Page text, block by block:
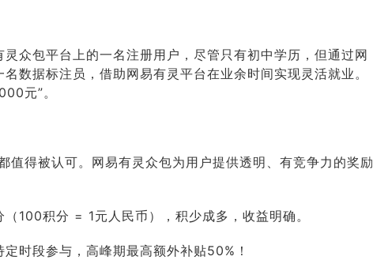
众包平台上的一名注册用户，尽管只有初中学历，但通过网
数据标注员，借助网易有灵平台在业余时间实现灵活就业。
元”。
值得被认可。网易有灵众包为用户提供透明、有竞争力的奖励
100积分 = 1元人民币），积少成多，收益明确。
时段参与，高峰期最高额外补贴50%！